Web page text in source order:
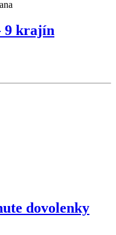
9 krajín
dovolenky